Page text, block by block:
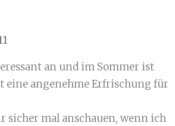
an und im Sommer ist
eine angenehme Erfrischung für
sicher mal anschauen, wenn ich